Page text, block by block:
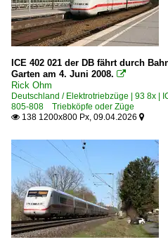
Korschenbroich
Kronach
Lehrte
Ludwigslust
Magdeburg (sonstige)
Magdeburg-Sudenburg
Mannheim Hbf ·RM·
ICE 402 021 der DB fährt durch
Garten am 4. Juni 2008. 
Rick Ohm
Deutschland / Elektrotriebzüge | 93 8x |
805-808 Triebköpfe oder Züge
 138 1200x800 Px, 09.04.2026 